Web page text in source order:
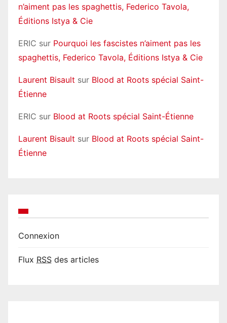
a
t
i
o
n
n’aiment pas les spaghettis, Federico Tavola,
Éditions Istya & Cie
ERIC sur Pourquoi les fascistes n’aiment pas les
spaghettis, Federico Tavola, Éditions Istya & Cie
Laurent Bisault sur Blood at Roots spécial Saint-
Étienne
ERIC sur Blood at Roots spécial Saint-Étienne
Laurent Bisault sur Blood at Roots spécial Saint-
Étienne
Connexion
Flux RSS des articles